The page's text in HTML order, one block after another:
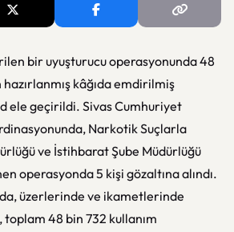
bir uyuşturucu operasyonunda 48
kâğıda emdirilmiş
ele geçirildi. Sivas Cumhuriyet
Narkotik Suçlarla
ve İstihbarat Şube Müdürlüğü
operasyonda 5 kişi gözaltına alındı.
üzerlerinde ve ikametlerinde
48 bin 732 kullanım